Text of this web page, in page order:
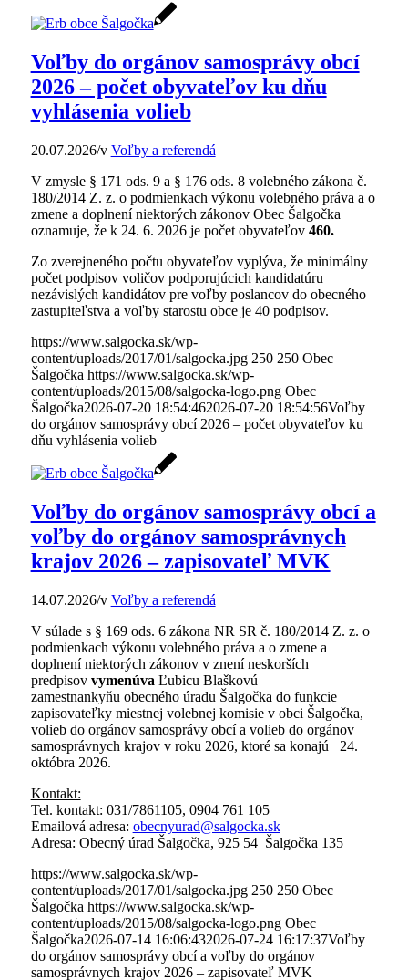
Voľby do orgánov samosprávy obcí
2026 – počet obyvateľov ku dňu
vyhlásenia volieb
20.07.2026/v Voľby a referendá
V zmysle § 171 ods. 9 a § 176 ods. 8 volebného zákona č.
180/2014 Z. z. o podmienkach výkonu volebného práva a o
zmene a doplnení niektorých zákonov Obec Šalgočka
oznamuje, že k 24. 6. 2026 je počet obyvateľov 460.
Zo zverejneného počtu obyvateľov vyplýva, že minimálny
počet podpisov voličov podporujúcich kandidatúru
nezávislých kandidátov pre voľby poslancov do obecného
zastupiteľstva a voľby starostu obce je 40 podpisov.
https://www.salgocka.sk/wp-
content/uploads/2017/01/salgocka.jpg 250 250 Obec
Šalgočka https://www.salgocka.sk/wp-
content/uploads/2015/08/salgocka-logo.png Obec
Šalgočka2026-07-20 18:54:462026-07-20 18:54:56Voľby
do orgánov samosprávy obcí 2026 – počet obyvateľov ku
dňu vyhlásenia volieb
Voľby do orgánov samosprávy obcí a
voľby do orgánov samosprávnych
krajov 2026 – zapisovateľ MVK
14.07.2026/v Voľby a referendá
V súlade s § 169 ods. 6 zákona NR SR č. 180/2014 Z. z. o
podmienkach výkonu volebného práva a o zmene a
doplnení niektorých zákonov v znení neskorších
predpisov vymenúva Ľubicu Blaškovú
zamestnankyňu obecného úradu Šalgočka do funkcie
zapisovateľky miestnej volebnej komisie v obci Šalgočka,
volieb do orgánov samosprávy obcí a volieb do orgánov
samosprávnych krajov v roku 2026, ktoré sa konajú 24.
októbra 2026.
Kontakt:
Tel. kontakt: 031/7861105, 0904 761 105
Emailová adresa: obecnyurad@salgocka.sk
Adresa: Obecný úrad Šalgočka, 925 54 Šalgočka 135
https://www.salgocka.sk/wp-
content/uploads/2017/01/salgocka.jpg 250 250 Obec
Šalgočka https://www.salgocka.sk/wp-
content/uploads/2015/08/salgocka-logo.png Obec
Šalgočka2026-07-14 16:06:432026-07-24 16:17:37Voľby
do orgánov samosprávy obcí a voľby do orgánov
samosprávnych krajov 2026 – zapisovateľ MVK